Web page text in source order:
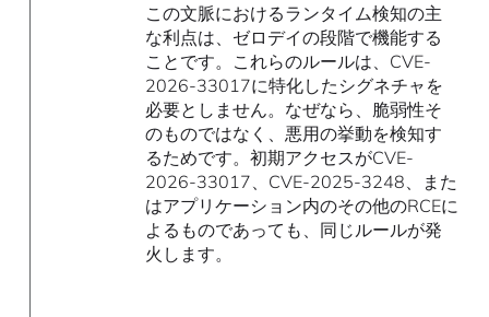
この文脈におけるランタイム検知の主
な利点は、ゼロデイの段階で機能する
ことです。これらのルールは、CVE-
2026-33017に特化したシグネチャを
必要としません。なぜなら、脆弱性そ
のものではなく、悪用の挙動を検知す
るためです。初期アクセスがCVE-
2026-33017、CVE-2025-3248、また
はアプリケーション内のその他のRCEに
よるものであっても、同じルールが発
火します。